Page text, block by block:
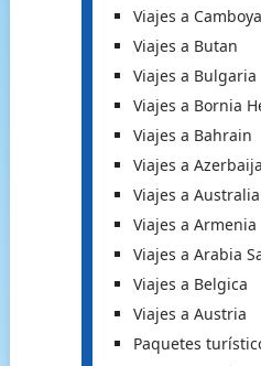
Viajes a Camboya
Viajes a Butan
Viajes a Bulgaria
Viajes a Bornia
Viajes a Bahrain
Viajes a
Viajes a Australia
Viajes a Armenia
Viajes a Arabia
Viajes a Belgica
Viajes a Austria
Paquetes